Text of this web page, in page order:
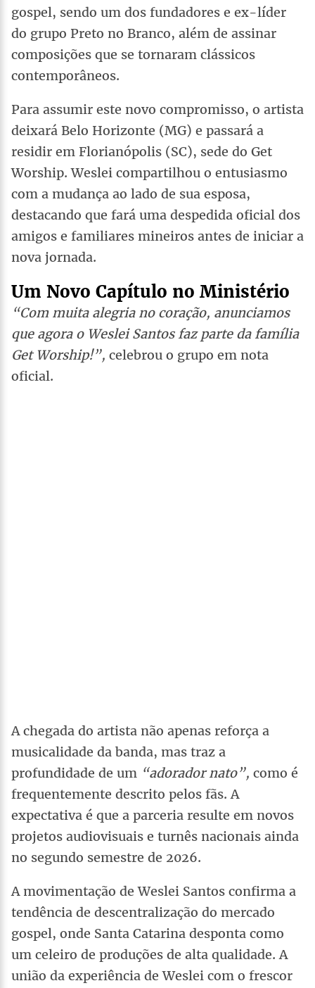
gospel, sendo um dos fundadores e ex-líder
do grupo Preto no Branco, além de assinar
composições que se tornaram clássicos
contemporâneos.
Para assumir este novo compromisso, o artista
deixará Belo Horizonte (MG) e passará a
residir em Florianópolis (SC), sede do Get
Worship. Weslei compartilhou o entusiasmo
com a mudança ao lado de sua esposa,
destacando que fará uma despedida oficial dos
amigos e familiares mineiros antes de iniciar a
nova jornada.
Um Novo Capítulo no Ministério
“Com muita alegria no coração, anunciamos
que agora o Weslei Santos faz parte da família
Get Worship!”, celebrou o grupo em nota
oficial.
A chegada do artista não apenas reforça a
musicalidade da banda, mas traz a
profundidade de um “adorador nato”, como é
frequentemente descrito pelos fãs. A
expectativa é que a parceria resulte em novos
projetos audiovisuais e turnês nacionais ainda
no segundo semestre de 2026.
A movimentação de Weslei Santos confirma a
tendência de descentralização do mercado
gospel, onde Santa Catarina desponta como
um celeiro de produções de alta qualidade. A
união da experiência de Weslei com o frescor